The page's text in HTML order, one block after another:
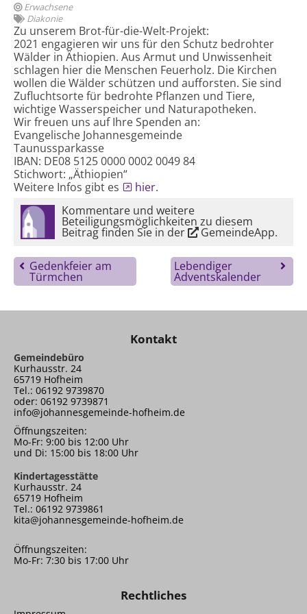
Erwachsene
Diakonie
Zu unserem Brot-für-die-Welt-Projekt:
2021 engagieren wir uns für den Schutz bedrohter
Wälder in Äthiopien. Aus Armut und Unwissenheit
schlagen hier die Menschen Feuerholz. Die Kirchen
wollen die Wälder schützen und aufforsten. Sie sind
Zufluchtsorte für bedrohte Pflanzen und Tiere,
wichtige Wasserspeicher und Naturapotheken.
Wir freuen uns auf Ihre Spenden an:
Evangelische Johannesgemeinde
Taunussparkasse
IBAN: DE08 5125 0000 0002 0049 84
Stichwort: „Äthiopien“
Weitere Infos gibt es
hier.
Kommentare und weitere
Beteiligungsmöglichkeiten zu diesem
Beitrag finden Sie in der GemeindeApp.
Gedenkfeier am
Türmchen
Lebendiger
Adventskalender
Kontakt
Gemeindebüro
Kurhausstr. 24
65719 Hofheim
Tel.: 06192 9739870
oder: 06192 9739871
info@johannesgemeinde-hofheim.de
Öffnungszeiten:
Mo-Fr: 9:00 bis 12:00 Uhr
und Di: 15:00 bis 18:00 Uhr
Kindertagesstätte
Kurhausstr. 24
65719 Hofheim
Tel.: 06192 9739861
kita@johannesgemeinde-hofheim.de
Öffnungszeiten:
Mo-Fr: 7:30 bis 17:00 Uhr
Rechtliches